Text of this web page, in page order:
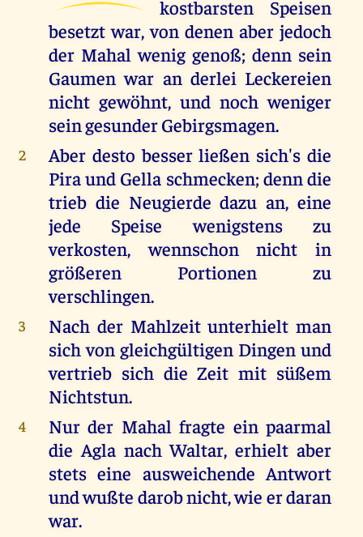
kostbarsten Speisen
besetzt war, von denen aber jedoch
der Mahal wenig genoß; denn sein
Gaumen war an derlei Leckereien
nicht gewöhnt, und noch weniger
sein gesunder Gebirgsmagen.
2
Aber desto besser ließen sich's die
Pira und Gella schmecken; denn die
trieb die Neugierde dazu an, eine
jede Speise wenigstens zu
verkosten, wennschon nicht in
größeren Portionen zu
verschlingen.
3
Nach der Mahlzeit unterhielt man
sich von gleichgültigen Dingen und
vertrieb sich die Zeit mit süßem
Nichtstun.
4
Nur der Mahal fragte ein paarmal
die Agla nach Waltar, erhielt aber
stets eine ausweichende Antwort
und wußte darob nicht, wie er daran
war.